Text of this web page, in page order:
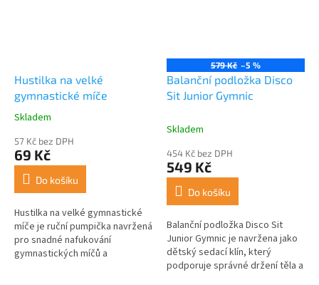
Hustilka na velké
gymnastické míče
Průměrné
produktu
je
4,7
hvězdiček.
Skladem
57 Kč bez DPH
69 Kč
Do košíku
Hustilka na velké gymnastické
míče je ruční pumpička navržená
pro snadné nafukování
gymnastických míčů a
579 Kč –5 %
Balanční podložka Disco
Sit Junior Gymnic
Skladem
454 Kč bez DPH
549 Kč
Do košíku
Balanční podložka Disco Sit
Junior Gymnic je navržena jako
dětský sedací klín, který
podporuje správné držení těla a